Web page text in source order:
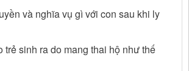
và nghĩa vụ gì với con sau khi ly
trẻ sinh ra do mang thai hộ như thế